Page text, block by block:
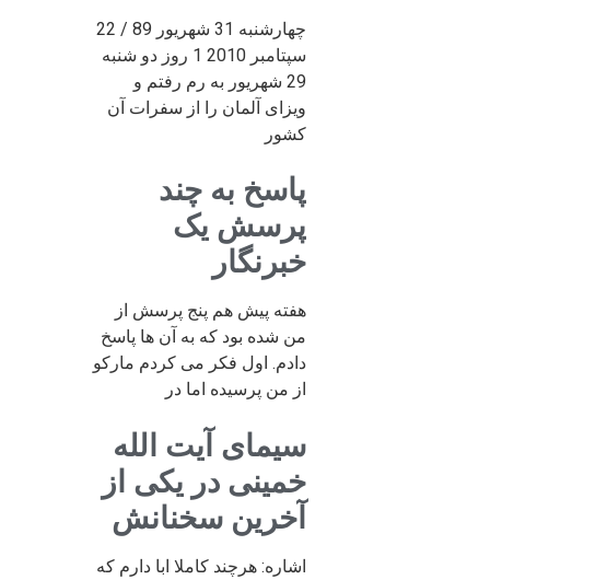
چهارشنبه 31 شهریور 89 / 22
سپتامبر 2010 1 روز دو شنبه
29 شهریور به رم رفتم و
ویزای آلمان را از سفرات آن
کشور
پاسخ به چند
پرسش یک
خبرنگار
هفته پیش هم پنج پرسش از
من شده بود که به آن ها پاسخ
دادم. اول فکر می کردم مارکو
از من پرسیده اما در
سیمای آیت الله
خمینی در یکی از
آخرین سخنانش
اشاره: هرچند کاملا ابا دارم که